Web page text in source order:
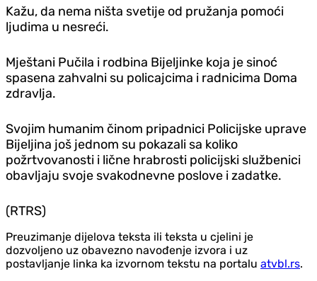
Kažu, da nema ništa svetije od pružanja pomoći
ljudima u nesreći.
Mještani Pučila i rodbina Bijeljinke koja je sinoć
spasena zahvalni su policajcima i radnicima Doma
zdravlja.
Svojim humanim činom pripadnici Policijske uprave
Bijeljina još jednom su pokazali sa koliko
požrtvovanosti i lične hrabrosti policijski službenici
obavljaju svoje svakodnevne poslove i zadatke.
(RTRS)
Preuzimanje dijelova teksta ili teksta u cjelini je
dozvoljeno uz obavezno navođenje izvora i uz
postavljanje linka ka izvornom tekstu na portalu atvbl.rs.